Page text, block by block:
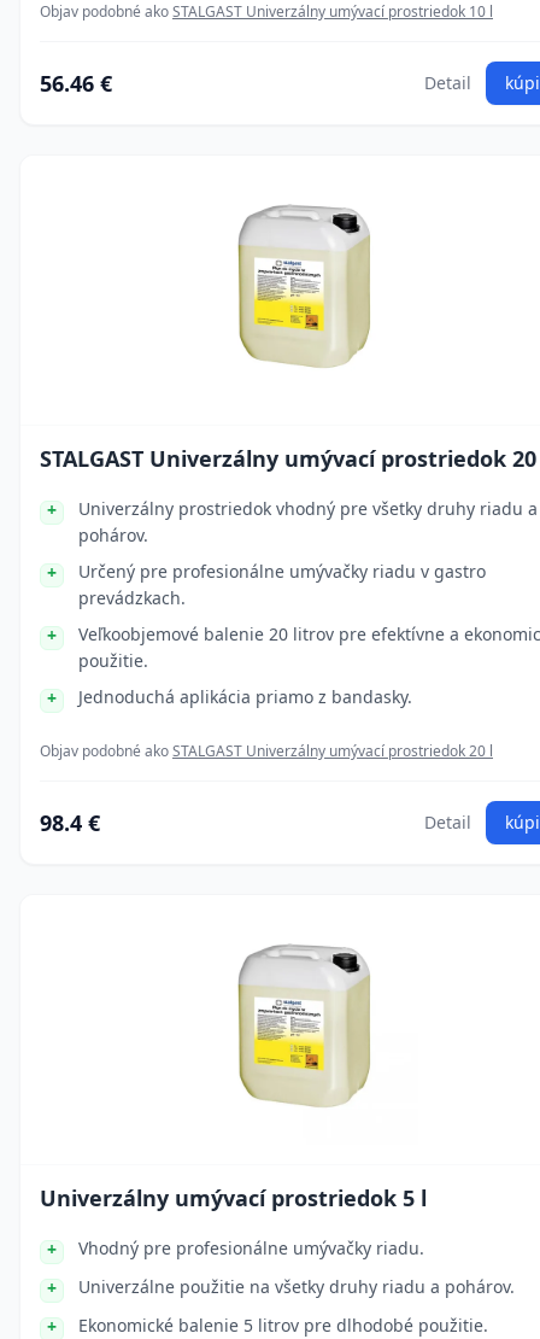
Objav podobné akoSTALGAST Univerzálny umývací prostriedok 10 l
56.46 € Detail
STALGAST Univerzálny umývací prostriedok
Univerzálny prostriedok vhodný pre všetky druhy riadu a
pohárov.
Určený pre profesionálne umývačky riadu v gastro
prevádzkach.
Veľkoobjemové balenie 20 litrov pre efektívne a
použitie.
Jednoduchá aplikácia priamo z bandasky.
Objav podobné akoSTALGAST Univerzálny umývací prostriedok 20 l
98.4 € Detail
Univerzálny umývací prostriedok 5 l
Vhodný pre profesionálne umývačky riadu.
Univerzálne použitie na všetky druhy riadu a pohárov.
Ekonomické balenie 5 litrov pre dlhodobé použitie.